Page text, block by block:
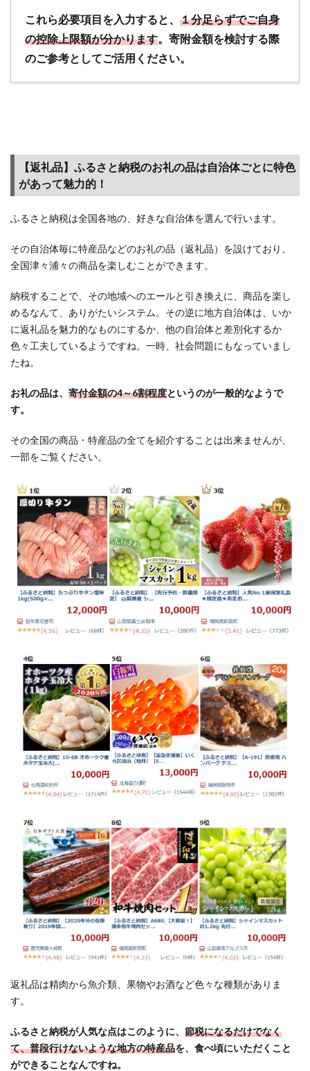
1.5
意
る際
の注
意点
1.6
年10
月に
さと
納税
が改
悪！
ルー
更・
り
「シ
い回
り」
対象
外に
1.7
【能
登半
震へ
支
援】
ポイ
活で
寄付
でき
るポ
トサ
イト
イン
ト交
換で
直接
寄付
可
能）
楽天
のふ
税を
オス
これら必要項目を入力すると、 １分足らずでご自身
の控除上限額が分かります。寄附金額を検討する際
のご参考としてご活用ください。
【返礼品】ふるさと納税のお礼の品は自治体ごとに特色
があって魅力的！
ふるさと納税は全国各地の、好きな自治体を選んで行います。
その自治体毎に特産品などのお礼の品（返礼品）を設けており、
全国津々浦々の商品を楽しむことができます。
納税することで、その地域へのエールと引き換えに、商品を楽し
めるなんて、ありがたいシステム。その逆に地方自治体は、いか
に返礼品を魅力的なものにするか、他の自治体と差別化するか
色々工夫しているようですね。一時、社会問題にもなっていまし
たね。
お礼の品は、 寄付金額の4～6割程度というのが一般的なようで
す。
その全国の商品・特産品の全てを紹介することは出来ませんが、
一部をご覧ください。
返礼品は精肉から魚介類、果物やお酒など色々な種類がありま
す。
ふるさと納税が人気な点はこのように、 節税になるだけでなく
て、普段行けないような地方の特産品を、食べ頃にいただくこと
ができることなんですね。